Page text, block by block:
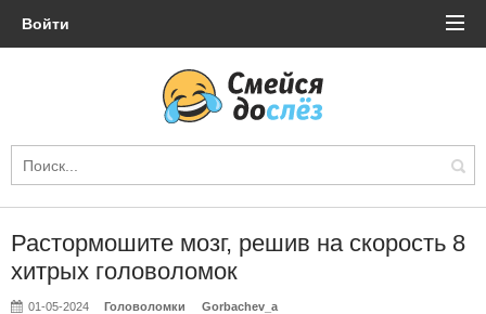
Войти
Растормошите мозг, решив на скорость 8
хитрых головоломок
01-05-2024 Головоломки Gorbachev_a